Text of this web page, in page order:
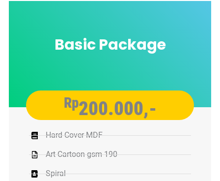
Basic Package
Rp200.000,-
Hard Cover MDF
Art Cartoon gsm 190
Spiral